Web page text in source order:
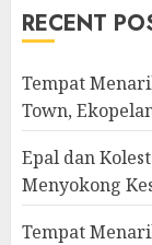
RECENT
Tempat
Town,
Epal dan
Menyokong
Tempat